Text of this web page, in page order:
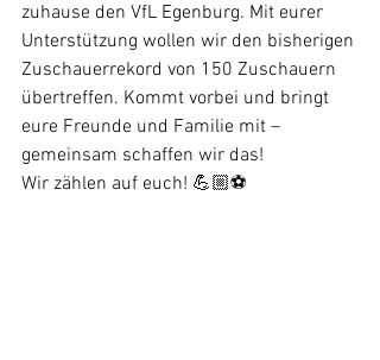
zuhause den VfL Egenburg. Mit eurer
Unterstützung wollen wir den bisherigen
Zuschauerrekord von 150 Zuschauern
übertreffen. Kommt vorbei und bringt
eure Freunde und Familie mit –
gemeinsam schaffen wir das!
Wir zählen auf euch! 💪🏼⚽️